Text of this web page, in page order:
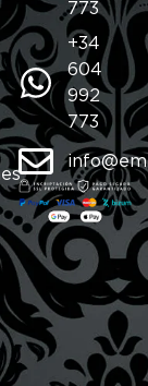
773
+34
604
992
773